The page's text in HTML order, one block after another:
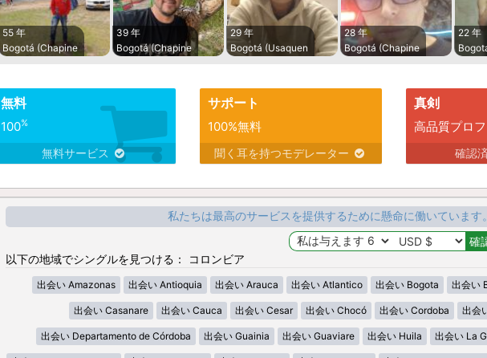
55 年
Bogotá (Chapine
39 年
Bogotá (Chapine
29 年
Bogotá (Usaquen
28 年
Bogotá (Chapine
22 年
無料
100%
無料サービス
サポート
100%無料
聞く耳を持つモデレーター
真剣
高品質プロ
確認
私たちは最高のサービスを提供するために懸命に働いています
以下の地域でシングルを見つける： コロンビア
出会い Amazonas 出会い Antioquia 出会い Arauca 出会い Atlantico 出会い Bogota 出会い
出会い Casanare 出会い Cauca 出会い Cesar 出会い Chocó 出会い Cordoba 出会
出会い Departamento de Córdoba 出会い Guainia 出会い Guaviare 出会い Huila 出会い La